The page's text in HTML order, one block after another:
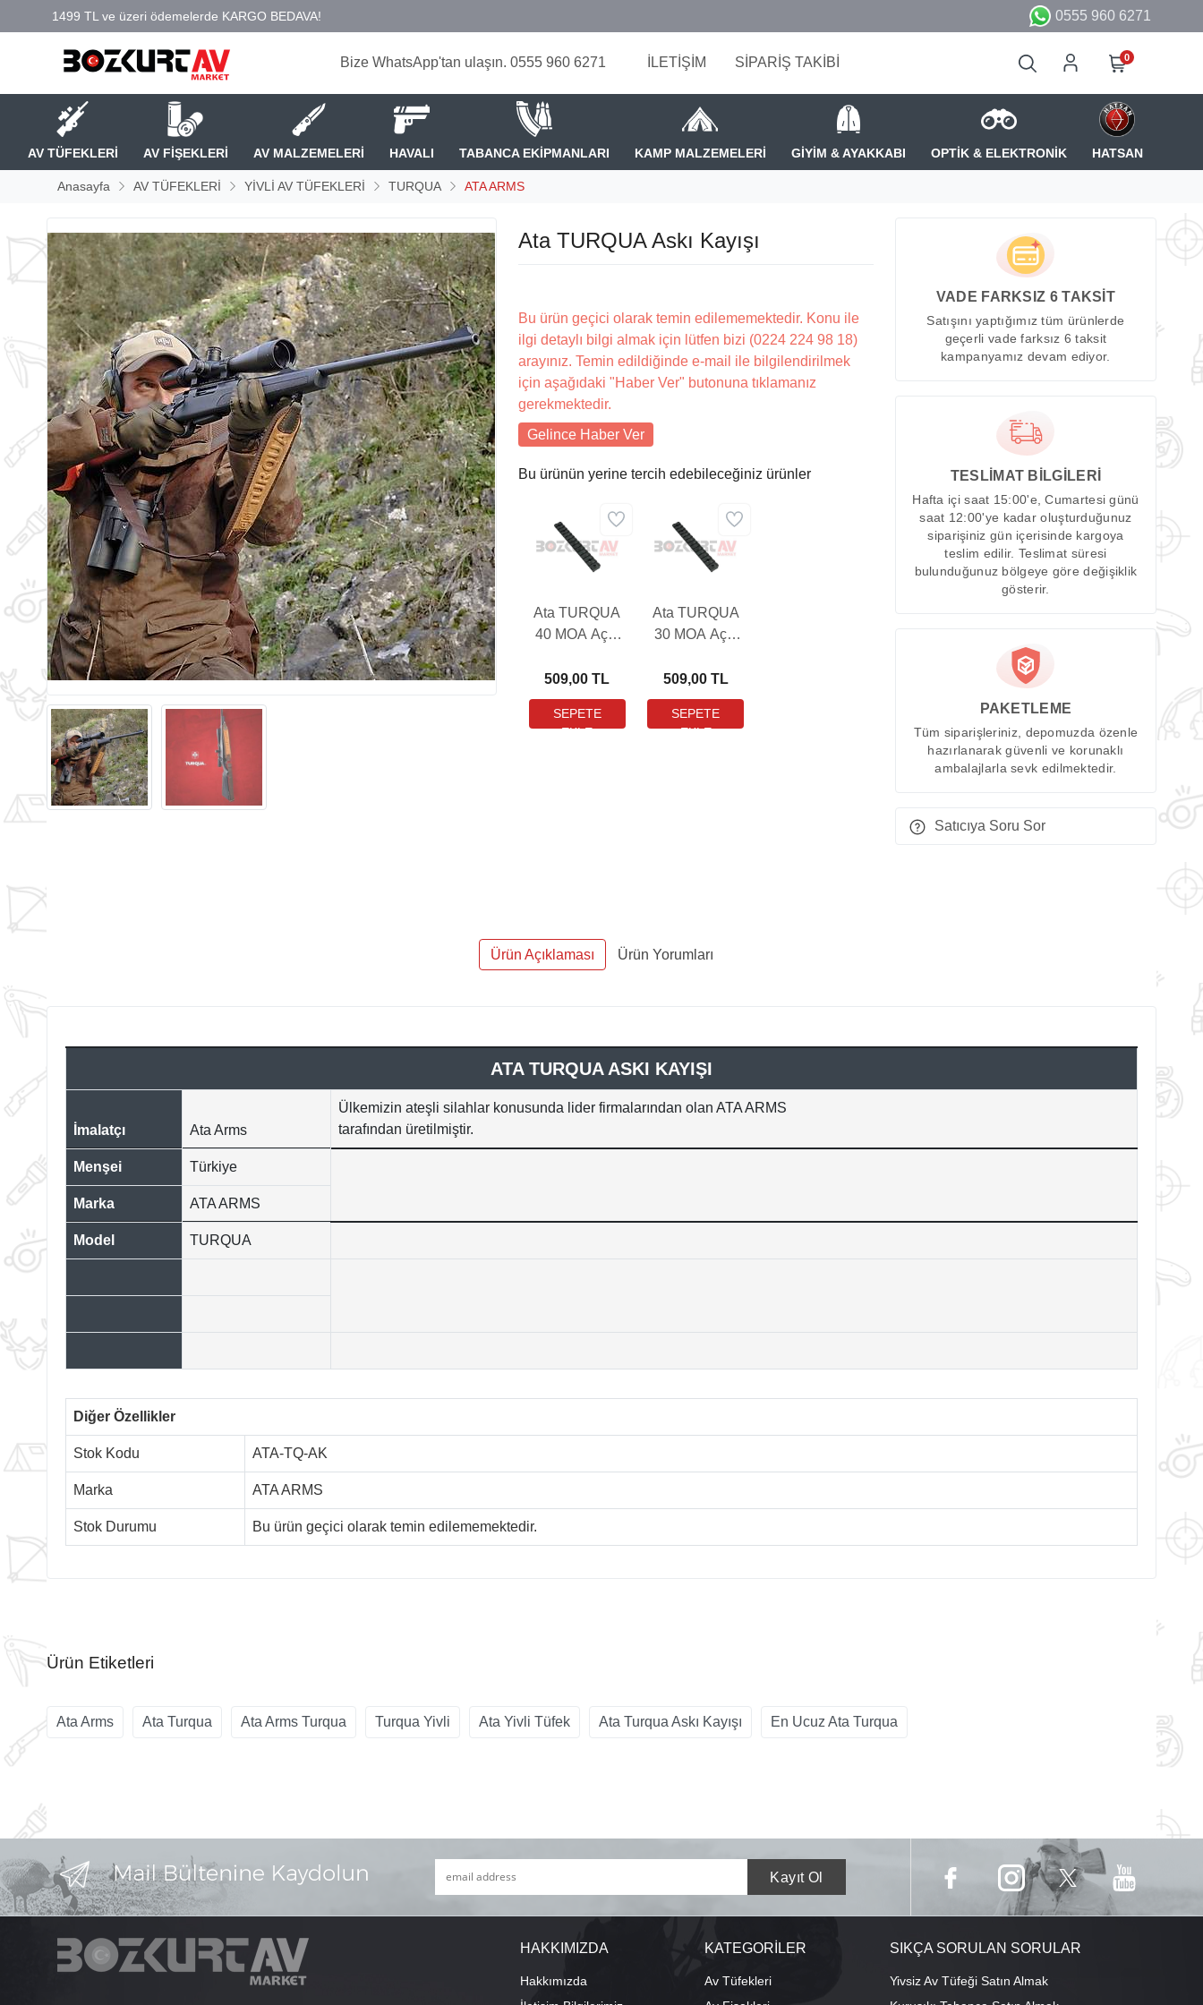
0555 960 6271
Bize WhatsApp'tan ulaşın. 0555 960 6271 İLETİŞİM SİPARİŞ TAKİBİ 0
AV TÜFEKLERİ AV FİŞEKLERİ AV MALZEMELERİ HAVALI TABANCA EKİPMANLARI KAMP MALZEMELERİ GİYİM & AYAKKABI OPTİK & ELEKTRONİK HATSAN
Anasayfa AV TÜFEKLERİ YİVLİ AV TÜFEKLERİ TURQUA ATA ARMS
Ata TURQUA Askı Kayışı
Bu ürün geçici olarak temin edilememektedir. Konu ile
ilgi detaylı bilgi almak için lütfen bizi (0224 224 98 18)
arayınız. Temin edildiğinde e-mail ile bilgilendirilmek
için aşağıdaki "Haber Ver" butonuna tıklamanız
gerekmektedir.
Gelince Haber Ver
Bu ürünün yerine tercih edebileceğiniz ürünler
Ata TURQUA
40 MOA Açılı
509,00 TL
Ata TURQUA
30 MOA Açılı
509,00 TL
VADE FARKSIZ 6 TAKSİT
Satışını yaptığımız tüm ürünlerde
geçerli vade farksız 6 taksit
kampanyamız devam ediyor.
TESLİMAT BİLGİLERİ
Hafta içi saat 15:00'e, Cumartesi günü
saat 12:00'ye kadar oluşturduğunuz
siparişiniz gün içerisinde kargoya
teslim edilir. Teslimat süresi
bulunduğunuz bölgeye göre değişiklik
gösterir.
PAKETLEME
Tüm siparişleriniz, depomuzda özenle
hazırlanarak güvenli ve korunaklı
ambalajlarla sevk edilmektedir.
Satıcıya Soru Sor
Ürün Açıklaması Ürün Yorumları
ATA TURQUA ASKI KAYIŞI
İmalatçı Ata Arms
Ülkemizin ateşli silahlar konusunda lider firmalarından olan ATA ARMS
tarafından üretilmiştir.
Menşei Türkiye
Marka ATA ARMS
Model TURQUA
Diğer Özellikler
Stok Kodu ATA-TQ-AK
Marka ATA ARMS
Stok Durumu Bu ürün geçici olarak temin edilememektedir.
Ürün Etiketleri
Ata Arms Ata Turqua Ata Arms Turqua Turqua Yivli Ata Yivli Tüfek Ata Turqua Askı Kayışı En Ucuz Ata Turqua
HAKKIMIZDA
Hakkımızda
KATEGORİLER
Av Tüfekleri
SIKÇA SORULAN SORULAR
Yivsiz Av Tüfeği Satın Almak